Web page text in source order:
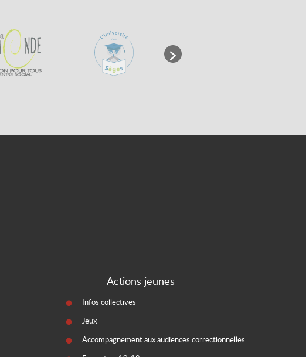
Actions jeunes
Infos collectives
Jeux
Accompagnement aux audiences correctionnelles